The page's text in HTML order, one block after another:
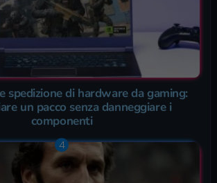
spedizione di hardware da gaming:
un pacco senza danneggiare i
componenti